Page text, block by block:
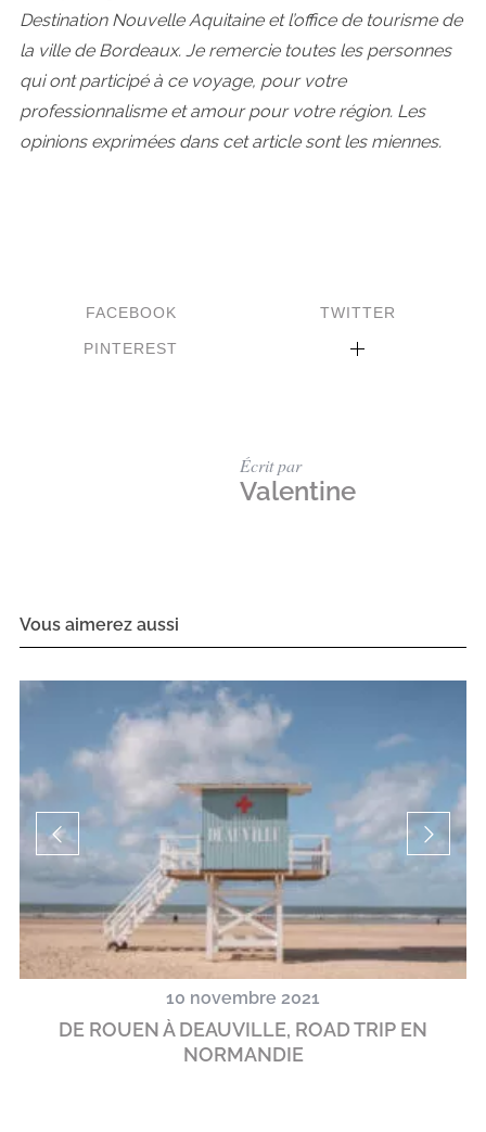
Destination Nouvelle Aquitaine et l’office de tourisme de
la ville de Bordeaux. Je remercie toutes les personnes
qui ont participé à ce voyage, pour votre
professionnalisme et amour pour votre région. Les
opinions exprimées dans cet article sont les miennes.
FACEBOOK TWITTER
PINTEREST
Écrit par
Valentine
Vous aimerez aussi
10 novembre 2021
DE ROUEN À DEAUVILLE, ROAD TRIP EN
NORMANDIE